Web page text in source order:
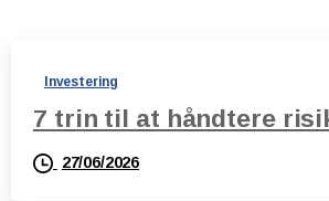
Investering
7 trin til at håndtere
27/06/2026